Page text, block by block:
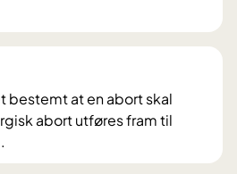
bestemt at en abort skal
abort utføres fram til